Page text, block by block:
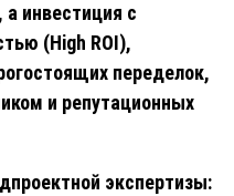
а инвестиция с
(High ROI),
переделок,
и репутационных
экспертизы: